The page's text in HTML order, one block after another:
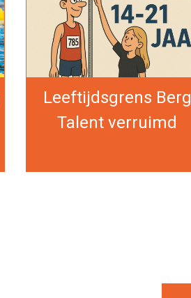
Leeftijdsgrens Berg
Talent verruimd